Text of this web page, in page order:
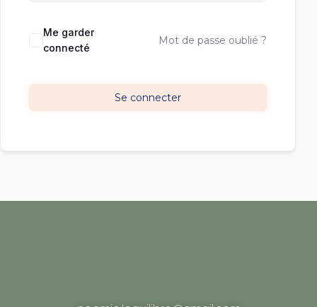
Me garder
connecté
Mot de passe oublié ?
Se connecter